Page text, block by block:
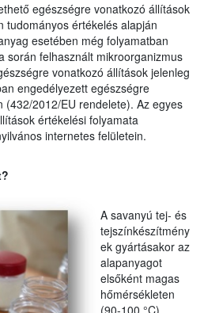
egészségre vonatkozó állítások
tudományos értékelés alapján
esetében még folyamatban
során felhasznált mikroorganizmus
vonatkozó állítások jelenleg
engedélyezett egészségre
(432/2012/EU rendelete). Az egyes
értékelési folyamata
internetes felületein.
A savanyú tej- és
tejszínkészítmény
ek gyártásakor az
alapanyagot
elsőként magas
hőmérsékleten